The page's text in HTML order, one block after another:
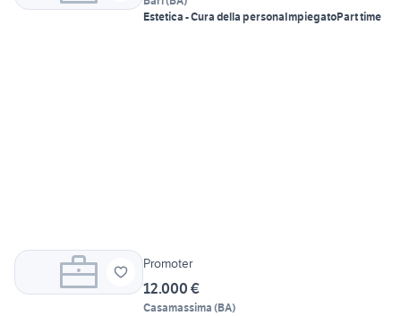
Estetica - Cura della personaImpiegatoPart time
Promoter
12.000 €
Casamassima (BA)